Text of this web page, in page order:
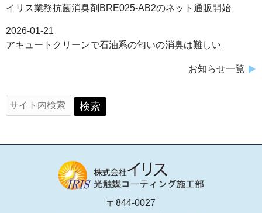
イリス業務抗菌消臭剤BRE025-AB2のネット通販開始
2026-01-21
アキュートクリーンで石油系の匂いの消臭は難しい
お知らせ一覧
〒844-0027